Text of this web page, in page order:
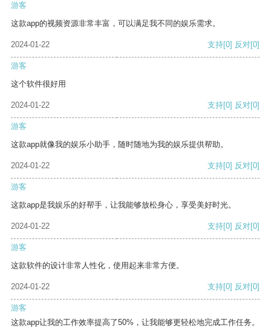
游客
这款app的视频资源非常丰富，可以满足我不同的娱乐需求。
2024-01-22 支持[0] 反对[0]
游客
这个软件很好用
2024-01-22 支持[0] 反对[0]
游客
这款app就像我的娱乐小助手，随时随地为我的娱乐提供帮助。
2024-01-22 支持[0] 反对[0]
游客
这款app是我娱乐的好帮手，让我能够放松身心，享受美好时光。
2024-01-22 支持[0] 反对[0]
游客
这款软件的设计非常人性化，使用起来非常方便。
2024-01-22 支持[0] 反对[0]
游客
这款app让我的工作效率提高了50%，让我能够更轻松地完成工作任务。